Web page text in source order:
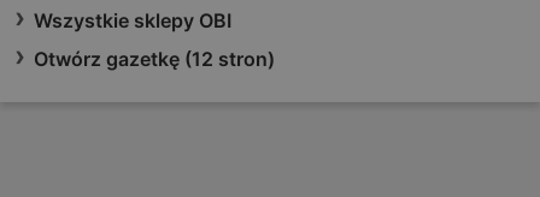
Wszystkie sklepy OBI
Otwórz gazetkę (12 stron)